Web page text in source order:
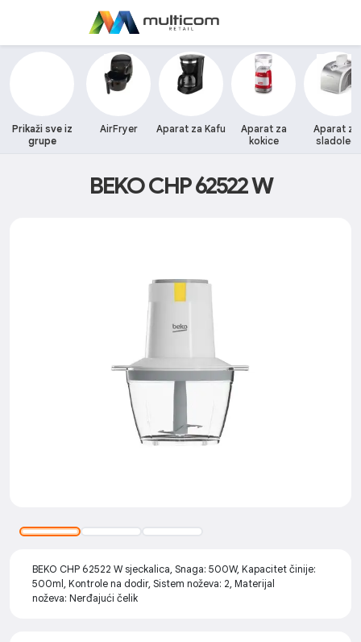
Prikaži sve iz
grupe
AirFryer Aparat za Kafu
Aparat za
kokice
Aparat za
sladoled
BEKO CHP 62522 W
BEKO CHP 62522 W sjeckalica, Snaga: 500W, Kapacitet činije:
500ml, Kontrole na dodir, Sistem noževa: 2, Materijal
noževa: Nerđajući čelik